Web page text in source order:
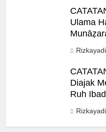
Ulama
Diajak
Ruh